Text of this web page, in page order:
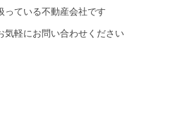
っている不動産会社です
気軽にお問い合わせください